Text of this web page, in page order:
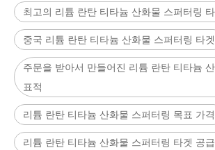
최고의 리튬 란탄 티타늄 산화물 스퍼터링
중국 리튬 란탄 티타늄 산화물 스퍼터링 타겟
주문을 받아서 만들어진 리튬 란탄 티타늄
표적
리튬 란탄 티타늄 산화물 스퍼터링 목표 가격
리튬 란탄 티타늄 산화물 스퍼터링 타겟 공